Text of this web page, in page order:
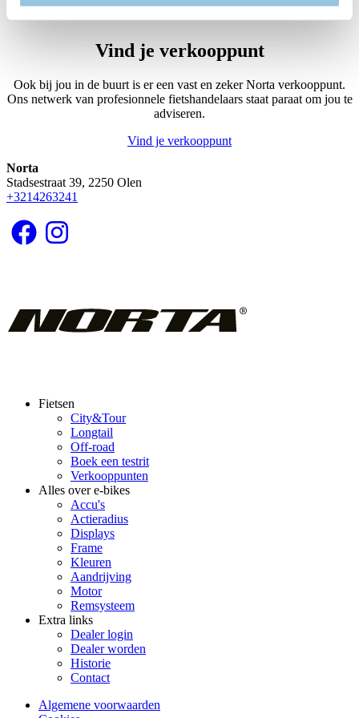
Vind je verkooppunt
Ook bij jou in de buurt is er een vast en zeker Norta verkooppunt.
Ons netwerk van profesionnele fietshandelaars staat paraat om jou te
adviseren.
Vind je verkooppunt
Norta
Stadsestraat 39, 2250 Olen
+3214263241
Footer
Fietsen
City&Tour
Longtail
Off-road
Boek een testrit
Verkooppunten
Alles over e-bikes
Accu's
Actieradius
Displays
Frame
Kleuren
Aandrijving
Motor
Remsysteem
Extra links
Dealer login
Dealer worden
Historie
Contact
Algemene voorwaarden